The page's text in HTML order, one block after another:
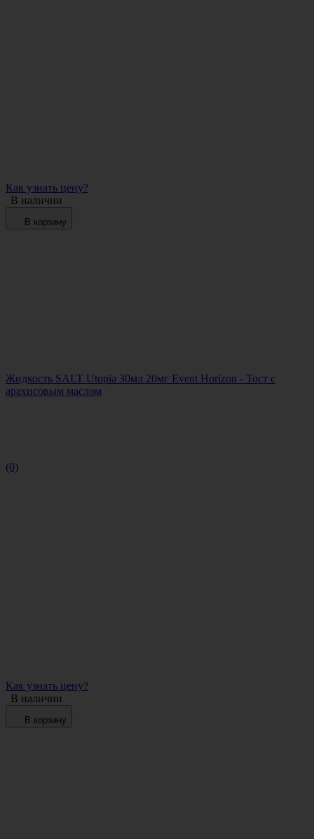
Как узнать цену?
В наличии
В корзину
Жидкость SALT Utopia 30мл 20мг Event Horizon - Тост с
арахисовым маслом
(0)
Как узнать цену?
В наличии
В корзину